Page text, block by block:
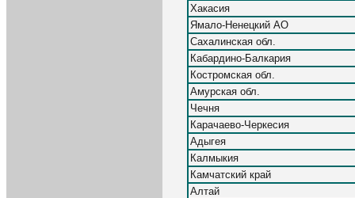
Хакасия
Ямало-Ненецкий АО
Сахалинская обл.
Кабардино-Балкария
Костромская обл.
Амурская обл.
Чечня
Карачаево-Черкесия
Адыгея
Калмыкия
Камчатский край
Алтай